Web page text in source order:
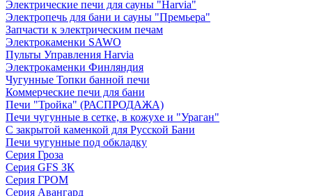
Электрические печи для сауны "Harvia"
Электропечь для бани и сауны "Премьера"
Запчасти к электрическим печам
Электрокаменки SAWO
Пульты Управления Harvia
Электрокаменки Финляндия
Чугунные Топки банной печи
Коммерческие печи для бани
Печи "Тройка" (РАСПРОДАЖА)
Печи чугунные в сетке, в кожухе и "Ураган"
С закрытой каменкой для Русской Бани
Печи чугунные под обкладку
Серия Гроза
Серия GFS ЗК
Серия ГРОМ
Серия Авангард